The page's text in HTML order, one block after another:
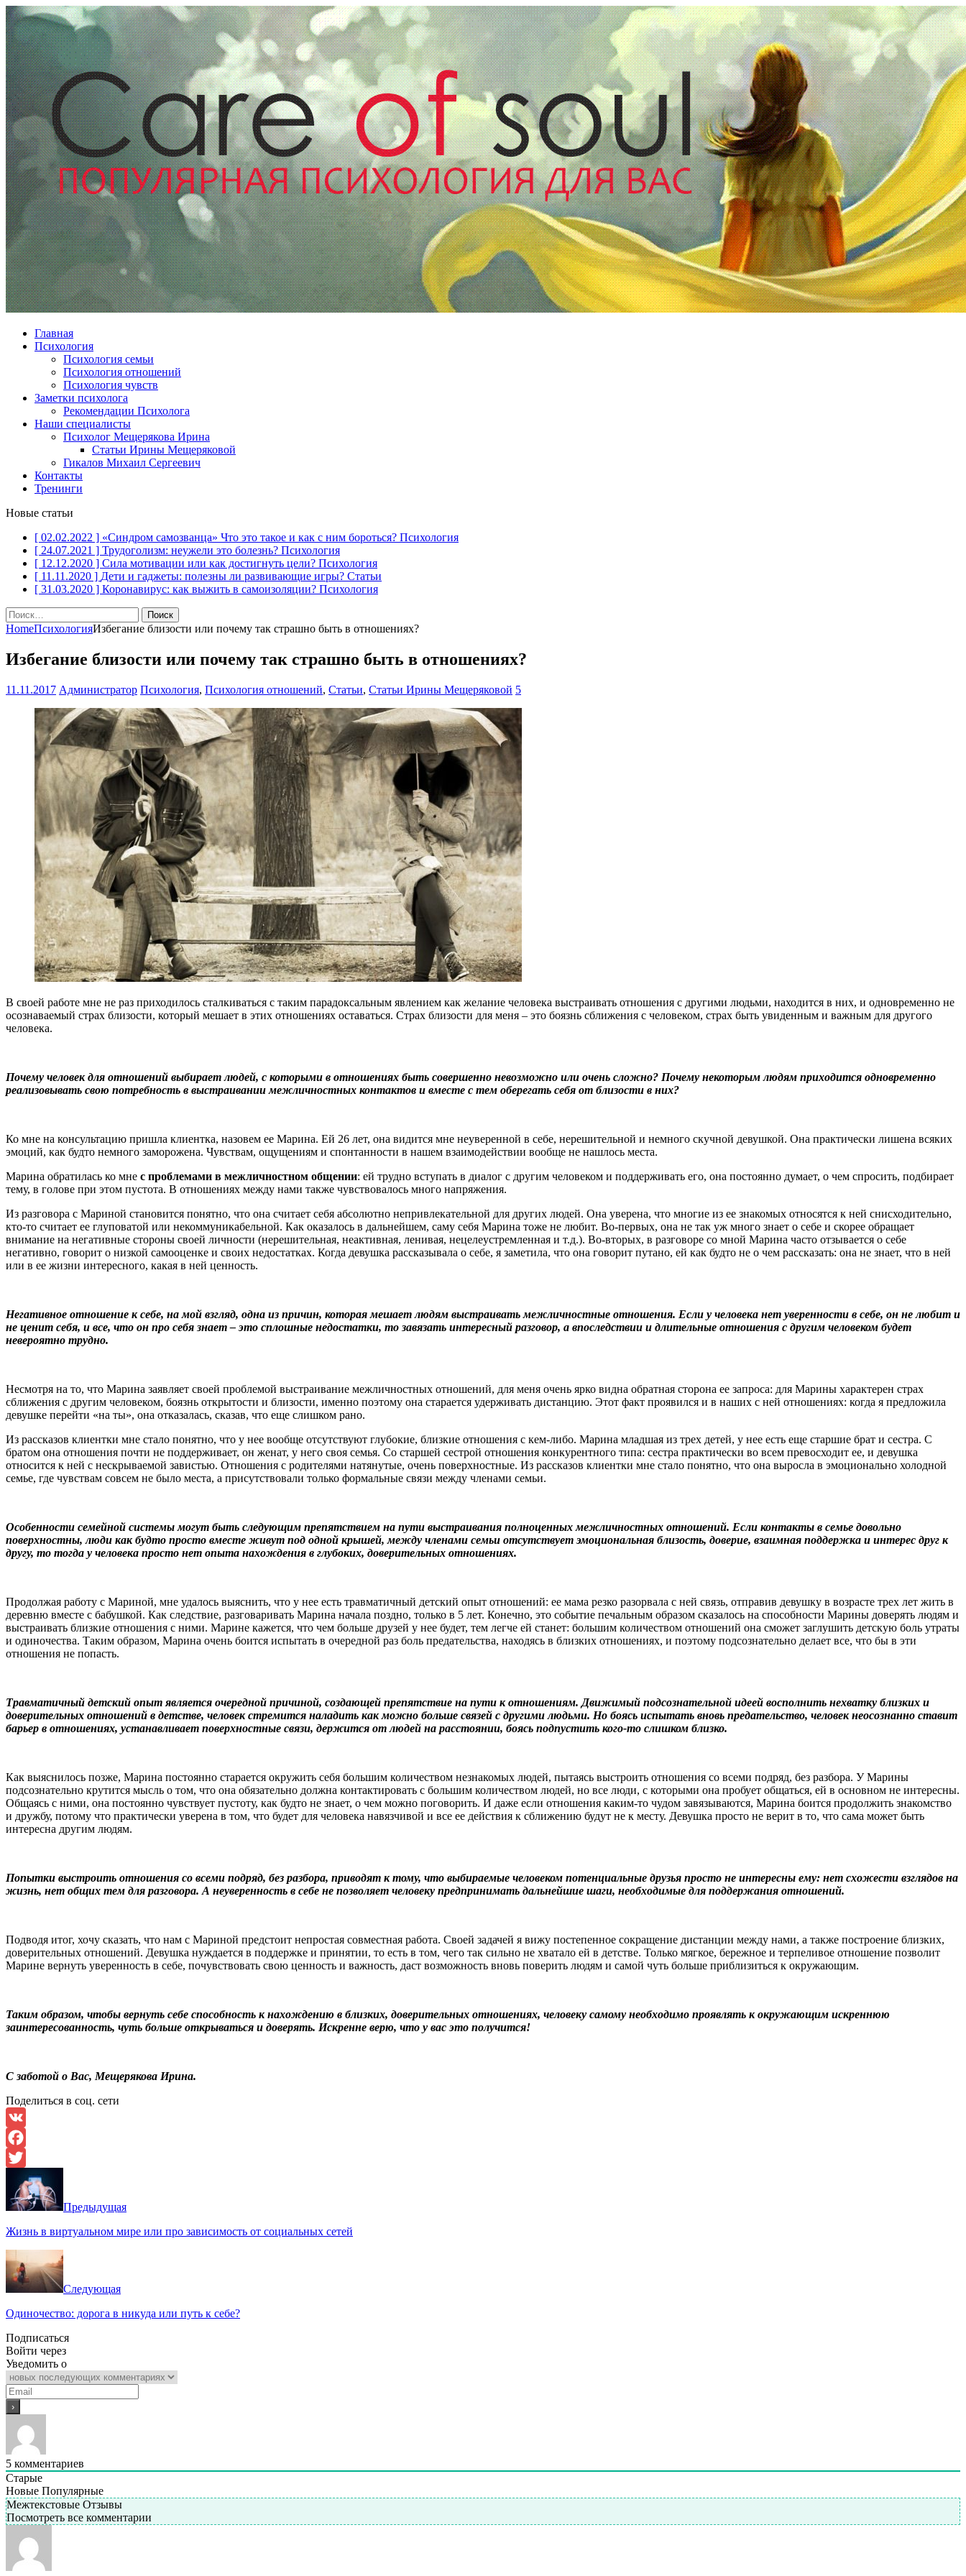
Главная
Психология
Психология семьи
Психология отношений
Психология чувств
Заметки психолога
Рекомендации Психолога
Наши специалисты
Психолог Мещерякова Ирина
Статьи Ирины Мещеряковой
Гикалов Михаил Сергеевич
Контакты
Тренинги
Новые статьи
[ 02.02.2022 ] «Синдром самозванца» Что это такое и как с ним бороться? Психология
[ 24.07.2021 ] Трудоголизм: неужели это болезнь? Психология
[ 12.12.2020 ] Сила мотивации или как достигнуть цели? Психология
[ 11.11.2020 ] Дети и гаджеты: полезны ли развивающие игры? Статьи
[ 31.03.2020 ] Коронавирус: как выжить в самоизоляции? Психология
Найти:
HomeПсихологияИзбегание близости или почему так страшно быть в отношениях?
Избегание близости или почему так страшно быть в отношениях?
11.11.2017 Администратор Психология, Психология отношений, Статьи, Статьи Ирины Мещеряковой 5
В своей работе мне не раз приходилось сталкиваться с таким парадоксальным явлением как желание человека выстраивать отношения с другими людьми, находится в них, и одновременно не
осознаваемый страх близости, который мешает в этих отношениях оставаться. Страх близости для меня – это боязнь сближения с человеком, страх быть увиденным и важным для другого
человека.
Почему человек для отношений выбирает людей, с которыми в отношениях быть совершенно невозможно или очень сложно? Почему некоторым людям приходится одновременно
реализовывать свою потребность в выстраивании межличностных контактов и вместе с тем оберегать себя от близости в них?
Ко мне на консультацию пришла клиентка, назовем ее Марина. Ей 26 лет, она видится мне неуверенной в себе, нерешительной и немного скучной девушкой. Она практически лишена всяких
эмоций, как будто немного заморожена. Чувствам, ощущениям и спонтанности в нашем взаимодействии вообще не нашлось места.
Марина обратилась ко мне с проблемами в межличностном общении: ей трудно вступать в диалог с другим человеком и поддерживать его, она постоянно думает, о чем спросить, подбирает
тему, в голове при этом пустота. В отношениях между нами также чувствовалось много напряжения.
Из разговора с Мариной становится понятно, что она считает себя абсолютно непривлекательной для других людей. Она уверена, что многие из ее знакомых относятся к ней снисходительно,
кто-то считает ее глуповатой или некоммуникабельной. Как оказалось в дальнейшем, саму себя Марина тоже не любит. Во-первых, она не так уж много знает о себе и скорее обращает
внимание на негативные стороны своей личности (нерешительная, неактивная, ленивая, нецелеустремленная и т.д.). Во-вторых, в разговоре со мной Марина часто отзывается о себе
негативно, говорит о низкой самооценке и своих недостатках. Когда девушка рассказывала о себе, я заметила, что она говорит путано, ей как будто не о чем рассказать: она не знает, что в ней
или в ее жизни интересного, какая в ней ценность.
Негативное отношение к себе, на мой взгляд, одна из причин, которая мешает людям выстраивать межличностные отношения. Если у человека нет уверенности в себе, он не любит и
не ценит себя, и все, что он про себя знает – это сплошные недостатки, то завязать интересный разговор, а впоследствии и длительные отношения с другим человеком будет
невероятно трудно.
Несмотря на то, что Марина заявляет своей проблемой выстраивание межличностных отношений, для меня очень ярко видна обратная сторона ее запроса: для Марины характерен страх
сближения с другим человеком, боязнь открытости и близости, именно поэтому она старается удерживать дистанцию. Этот факт проявился и в наших с ней отношениях: когда я предложила
девушке перейти «на ты», она отказалась, сказав, что еще слишком рано.
Из рассказов клиентки мне стало понятно, что у нее вообще отсутствуют глубокие, близкие отношения с кем-либо. Марина младшая из трех детей, у нее есть еще старшие брат и сестра. С
братом она отношения почти не поддерживает, он женат, у него своя семья. Со старшей сестрой отношения конкурентного типа: сестра практически во всем превосходит ее, и девушка
относится к ней с нескрываемой завистью. Отношения с родителями натянутые, очень поверхностные. Из рассказов клиентки мне стало понятно, что она выросла в эмоционально холодной
семье, где чувствам совсем не было места, а присутствовали только формальные связи между членами семьи.
Особенности семейной системы могут быть следующим препятствием на пути выстраивания полноценных межличностных отношений. Если контакты в семье довольно
поверхностны, люди как будто просто вместе живут под одной крышей, между членами семьи отсутствует эмоциональная близость, доверие, взаимная поддержка и интерес друг к
другу, то тогда у человека просто нет опыта нахождения в глубоких, доверительных отношениях.
Продолжая работу с Мариной, мне удалось выяснить, что у нее есть травматичный детский опыт отношений: ее мама резко разорвала с ней связь, отправив девушку в возрасте трех лет жить в
деревню вместе с бабушкой. Как следствие, разговаривать Марина начала поздно, только в 5 лет. Конечно, это событие печальным образом сказалось на способности Марины доверять людям и
выстраивать близкие отношения с ними. Марине кажется, что чем больше друзей у нее будет, тем легче ей станет: большим количеством отношений она сможет заглушить детскую боль утраты
и одиночества. Таким образом, Марина очень боится испытать в очередной раз боль предательства, находясь в близких отношениях, и поэтому подсознательно делает все, что бы в эти
отношения не попасть.
Травматичный детский опыт является очередной причиной, создающей препятствие на пути к отношениям. Движимый подсознательной идеей восполнить нехватку близких и
доверительных отношений в детстве, человек стремится наладить как можно больше связей с другими людьми. Но боясь испытать вновь предательство, человек неосознанно ставит
барьер в отношениях, устанавливает поверхностные связи, держится от людей на расстоянии, боясь подпустить кого-то слишком близко.
Как выяснилось позже, Марина постоянно старается окружить себя большим количеством незнакомых людей, пытаясь выстроить отношения со всеми подряд, без разбора. У Марины
подсознательно крутится мысль о том, что она обязательно должна контактировать с большим количеством людей, но все люди, с которыми она пробует общаться, ей в основном не интересны.
Общаясь с ними, она постоянно чувствует пустоту, как будто не знает, о чем можно поговорить. И даже если отношения каким-то чудом завязываются, Марина боится продолжить знакомство
и дружбу, потому что практически уверена в том, что будет для человека навязчивой и все ее действия к сближению будут не к месту. Девушка просто не верит в то, что сама может быть
интересна другим людям.
Попытки выстроить отношения со всеми подряд, без разбора, приводят к тому, что выбираемые человеком потенциальные друзья просто не интересны ему: нет схожести взглядов на
жизнь, нет общих тем для разговора. А неуверенность в себе не позволяет человеку предпринимать дальнейшие шаги, необходимые для поддержания отношений.
Подводя итог, хочу сказать, что нам с Мариной предстоит непростая совместная работа. Своей задачей я вижу постепенное сокращение дистанции между нами, а также построение близких,
доверительных отношений. Девушка нуждается в поддержке и принятии, то есть в том, чего так сильно не хватало ей в детстве. Только мягкое, бережное и терпеливое отношение позволит
Марине вернуть уверенность в себе, почувствовать свою ценность и важность, даст возможность вновь поверить людям и самой чуть больше приблизиться к окружающим.
Таким образом, чтобы вернуть себе способность к нахождению в близких, доверительных отношениях, человеку самому необходимо проявлять к окружающим искреннюю
заинтересованность, чуть больше открываться и доверять. Искренне верю, что у вас это получится!
С заботой о Вас, Мещерякова Ирина.
Поделиться в соц. сети
VK
Facebook
Twitter
Предыдущая
Жизнь в виртуальном мире или про зависимость от социальных сетей
Следующая
Одиночество: дорога в никуда или путь к себе?
Подписаться
Войти через
Уведомить о
5 комментариев
Старые
Новые Популярные
Межтекстовые Отзывы
Посмотреть все комментарии